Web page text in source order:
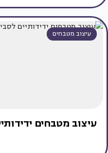
עיצוב מטבחים
עיצוב מטבחים